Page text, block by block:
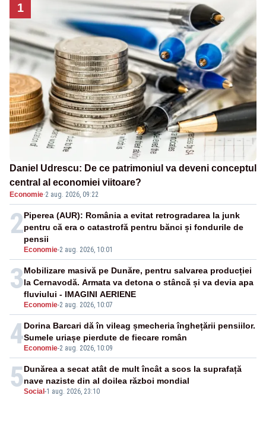
1
Daniel Udrescu: De ce patrimoniul va deveni conceptul
central al economiei viitoare?
Economie·2 aug. 2026, 09:22
2
Economie-2 aug. 2026, 10:01
Piperea (AUR): România a evitat retrogradarea la junk
pentru că era o catastrofă pentru bănci și fondurile de
pensii
3
Economie-2 aug. 2026, 10:07
Mobilizare masivă pe Dunăre, pentru salvarea producției
la Cernavodă. Armata va detona o stâncă și va devia apa
fluviului - IMAGINI AERIENE
4 Economie-2 aug. 2026, 10:09
Dorina Barcari dă în vileag șmecheria înghețării pensiilor.
Sumele uriașe pierdute de fiecare român
5Social -1 aug. 2026, 23:10
Dunărea a secat atât de mult încât a scos la suprafață
nave naziste din al doilea război mondial